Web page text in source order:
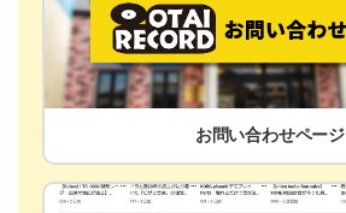
お問い合わせページ